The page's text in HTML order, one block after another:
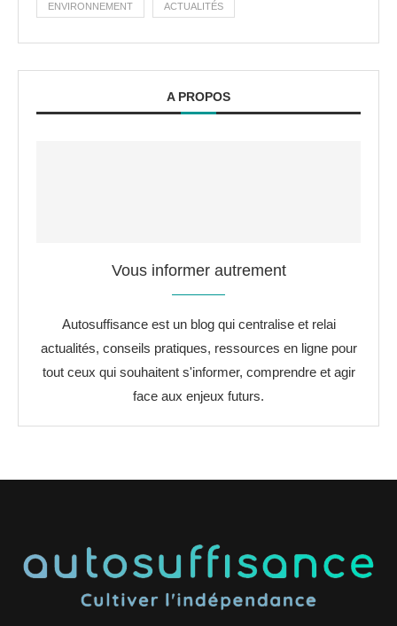
ENVIRONNEMENT ACTUALITÉS
A PROPOS
Vous informer autrement
Autosuffisance est un blog qui centralise et relai
actualités, conseils pratiques, ressources en ligne pour
tout ceux qui souhaitent s'informer, comprendre et agir
face aux enjeux futurs.